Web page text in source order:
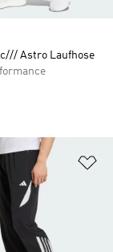
Astro Laufhose
hinzufügen